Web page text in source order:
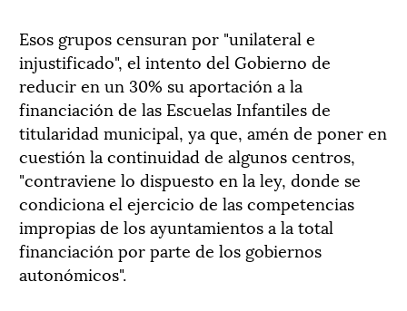
Esos grupos censuran por "unilateral e
injustificado", el intento del Gobierno de
reducir en un 30% su aportación a la
financiación de las Escuelas Infantiles de
titularidad municipal, ya que, amén de poner en
cuestión la continuidad de algunos centros,
"contraviene lo dispuesto en la ley, donde se
condiciona el ejercicio de las competencias
impropias de los ayuntamientos a la total
financiación por parte de los gobiernos
autonómicos".